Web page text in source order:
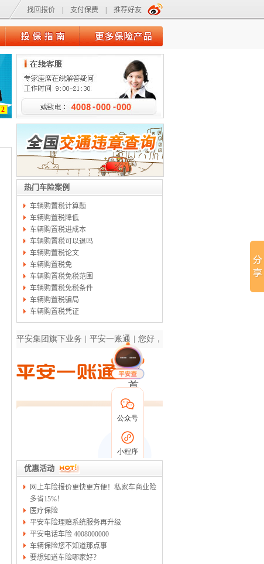
找回报价 支付保费 推荐好友
热门车险案例
车辆购置税计算题
车辆购置税降低
车辆购置税进成本
车辆购置税可以退吗
车辆购置税论文
车辆购置税免
车辆购置税免税范围
车辆购置税免税条件
车辆购置税骗局
车辆购置税凭证
优惠活动
网上车险报价更快更方便！私家车商业险
多省15%！
医疗保险
平安车险理赔系统服务再升级
平安电话车险 4008000000
车辆保险您不知道那点事
要想知道车险哪家好？
2